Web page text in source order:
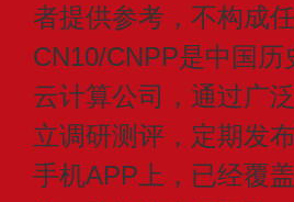
者提供参考，不构成
CN10/CNPP是中国
云计算公司，通过广
立调研测评，定期发
手机APP上，已经覆